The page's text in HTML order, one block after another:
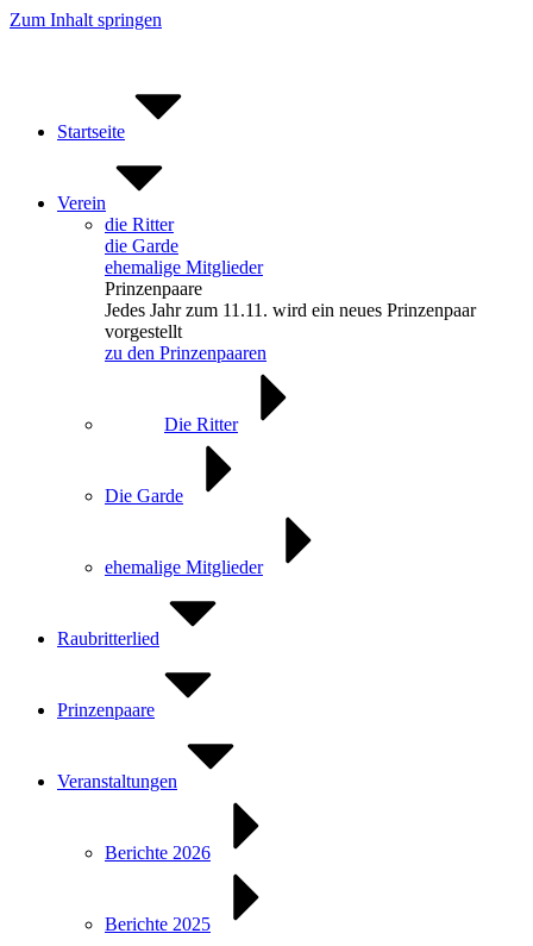
Zum Inhalt springen
Startseite
Verein
die Ritter
die Garde
ehemalige Mitglieder
Prinzenpaare
Jedes Jahr zum 11.11. wird ein neues Prinzenpaar
vorgestellt
zu den Prinzenpaaren
Die Ritter
Die Garde
ehemalige Mitglieder
Raubritterlied
Prinzenpaare
Veranstaltungen
Berichte 2026
Berichte 2025